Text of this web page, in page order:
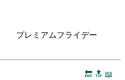
プレミアムフライデー
🔚 🔝 📖